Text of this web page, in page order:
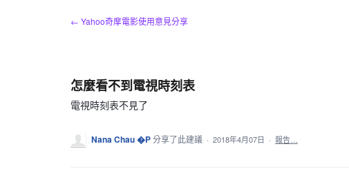
← Yahoo奇摩電影使用意見分享
怎麼看不到電視時刻表
電視時刻表不見了
Nana Chau �P分享了此建議 · 2018年4月07日 · 報告…